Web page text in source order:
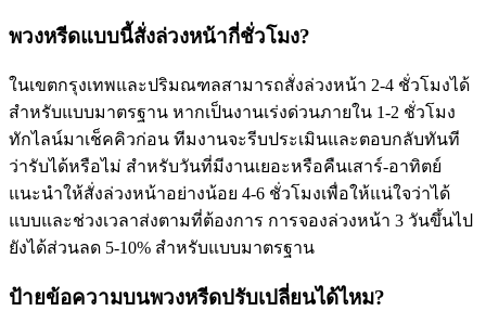
พวงหรีดแบบนี้สั่งล่วงหน้ากี่ชั่วโมง?
ในเขตกรุงเทพและปริมณฑลสามารถสั่งล่วงหน้า 2-4 ชั่วโมงได้
สำหรับแบบมาตรฐาน หากเป็นงานเร่งด่วนภายใน 1-2 ชั่วโมง
ทักไลน์มาเช็คคิวก่อน ทีมงานจะรีบประเมินและตอบกลับทันที
ว่ารับได้หรือไม่ สำหรับวันที่มีงานเยอะหรือคืนเสาร์-อาทิตย์
แนะนำให้สั่งล่วงหน้าอย่างน้อย 4-6 ชั่วโมงเพื่อให้แน่ใจว่าได้
แบบและช่วงเวลาส่งตามที่ต้องการ การจองล่วงหน้า 3 วันขึ้นไป
ยังได้ส่วนลด 5-10% สำหรับแบบมาตรฐาน
ป้ายข้อความบนพวงหรีดปรับเปลี่ยนได้ไหม?